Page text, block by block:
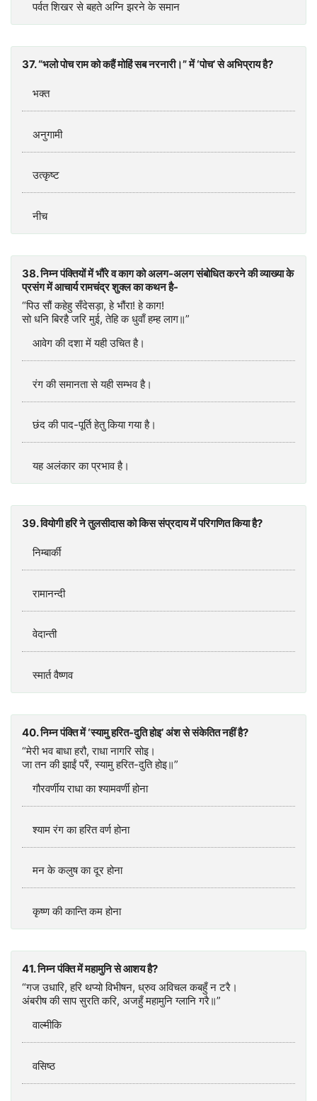
पर्वत शिखर से बहते अग्नि झरने के समान
37. “भलो पोच राम को कहैं मोहिं सब नरनारी।” में ‘पोच’ से अभिप्राय है?
भक्त
अनुगामी
उत्कृष्ट
नीच
38. निम्न पंक्तियों में भौंरे व काग को अलग-अलग संबोधित करने की व्याख्या के
प्रसंग में आचार्य रामचंद्र शुक्ल का कथन है-
“पिउ सौं कहेहु सँदेसड़ा, हे भौंरा! हे काग!
सो धनि बिरहै जरि मुई, तेहि क धुवाँ हम्ह लाग॥”
आवेग की दशा में यही उचित है।
रंग की समानता से यही सम्भव है।
छंद की पाद-पूर्ति हेतु किया गया है।
यह अलंकार का प्रभाव है।
39. वियोगी हरि ने तुलसीदास को किस संप्रदाय में परिगणित किया है?
निम्बार्की
रामानन्दी
वेदान्ती
स्मार्त वैष्णव
40. निम्न पंक्ति में ‘स्यामु हरित-दुति होइ’ अंश से संकेतित नहीं है?
“मेरी भव बाधा हरौ, राधा नागरि सोइ।
जा तन की झाईं परैं, स्यामु हरित-दुति होइ॥”
गौरवर्णीय राधा का श्यामवर्णी होना
श्याम रंग का हरित वर्ण होना
मन के कलुष का दूर होना
कृष्ण की कान्ति कम होना
41. निम्न पंक्ति में महामुनि से आशय है?
“गज उधारि, हरि थप्यो विभीषन, ध्रुव अविचल कबहुँ न टरै।
अंबरीष की साप सुरति करि, अजहुँ महामुनि ग्लानि गरै॥”
वाल्मीकि
वसिष्ठ